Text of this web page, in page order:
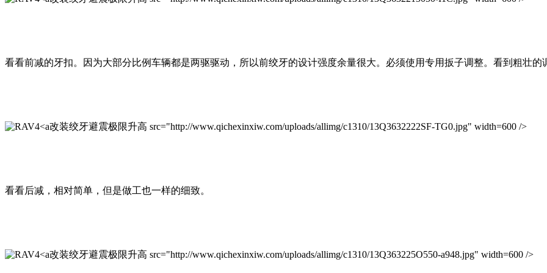
看看前减的牙扣。因为大部分比例车辆都是两驱驱动，所以前绞牙的设计强度余量很大。必须使用专用扳子调整。看到粗壮的
改装绞牙避震极限升高 src="http://www.qichexinxiw.com/uploads/allimg/c1310/13Q3632222SF-TG0.jpg" width=600 />
看看后减，相对简单，但是做工也一样的细致。
改装绞牙避震极限升高 src="http://www.qichexinxiw.com/uploads/allimg/c1310/13Q363225O550-a948.jpg" width=600 />